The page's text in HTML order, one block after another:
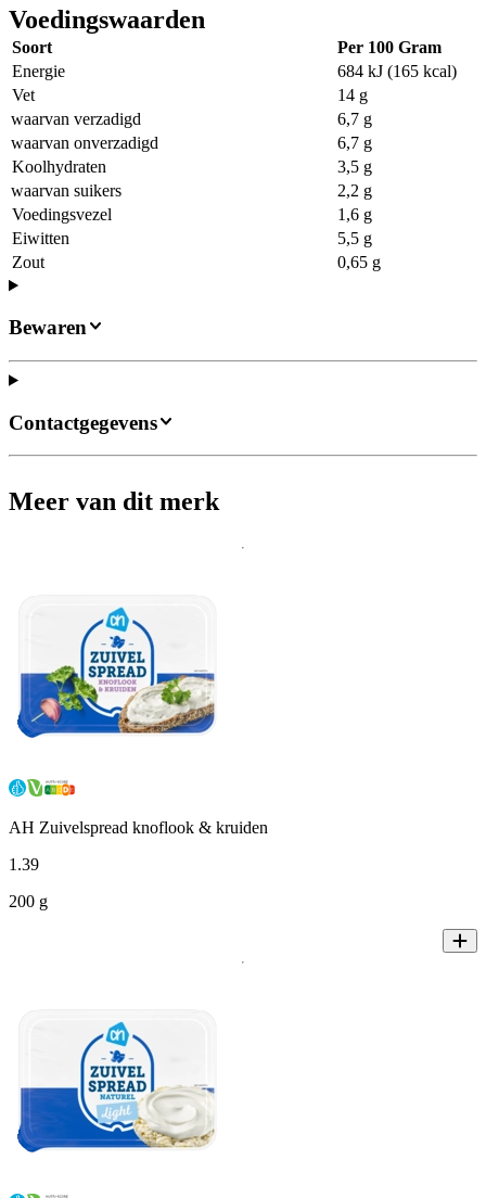
Voedingswaarden
Soort
Per 100 Gram
Energie
684 kJ (165 kcal)
Vet
14 g
waarvan verzadigd
6,7 g
waarvan onverzadigd
6,7 g
Koolhydraten
3,5 g
waarvan suikers
2,2 g
Voedingsvezel
1,6 g
Eiwitten
5,5 g
Zout
0,65 g
Bewaren
Contactgegevens
Meer van dit merk
AH Zuivelspread knoflook & kruiden
1 .39
200 g